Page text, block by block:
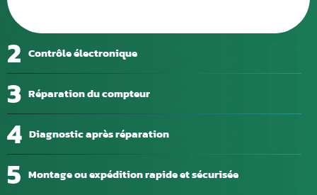
2 Contrôle électronique
3 Réparation du compteur
4 Diagnostic après réparation
5 Montage ou expédition rapide et sécurisée